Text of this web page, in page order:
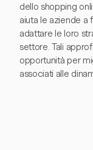
dello shopping
aiuta le aziende a
adattare le loro
settore. Tali
opportunità per
associati alle